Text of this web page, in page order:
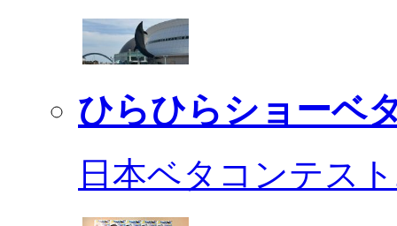
ひらひらショーベ
日本ベタコンテス